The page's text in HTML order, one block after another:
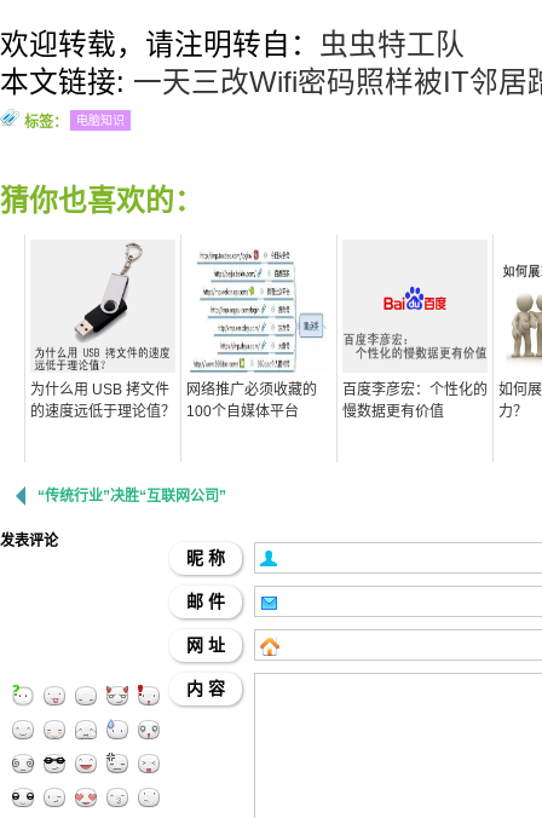
欢迎转载，请注明转自：
虫虫特工队
本文链接: 一天三改Wifi密码照样被IT邻居
标签： 电脑知识
猜你也喜欢的：
为什么用 USB 拷文件
的速度远低于理论值？
网络推广必须收藏的
100个自媒体平台
百度李彦宏：个性化的
慢数据更有价值
如何
力？
“传统行业”决胜“互联网公司”
发表评论
昵 称
邮 件
网 址
内 容